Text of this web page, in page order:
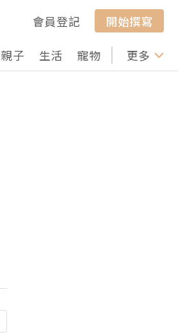
會員登記
開始撰寫
親子 生活 寵物 行山 打卡
更多